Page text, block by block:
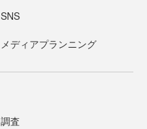
SNS
メディアプランニング
調査